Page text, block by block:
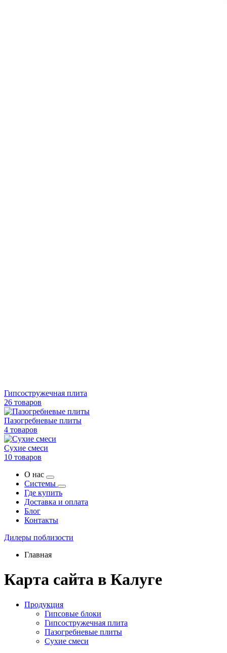
Гипсостружечная плита
26 товаров
Пазогребневые плиты
4 товаров
Сухие смеси
10 товаров
О нас
Системы
Где купить
Доставка и оплата
Блог
Контакты
Дилеры поблизости
Главная
Карта сайта в Калуге
Продукция
Гипсовые блоки
Гипсостружечная плита
Пазогребневые плиты
Сухие смеси